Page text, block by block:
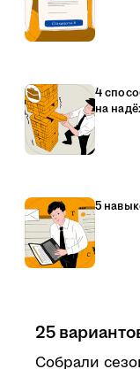
4
на
5
25
Собрали